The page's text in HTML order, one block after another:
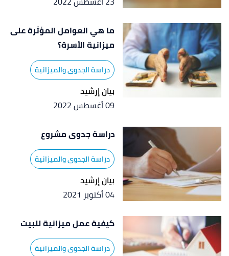
ما هي العوامل المؤثرة على
ميزانية الأسرة؟
دراسة الجدوى والميزانية
بيان إرشيد
09 أغسطس 2022
دراسة جدوى مشروع
دراسة الجدوى والميزانية
بيان إرشيد
04 أكتوبر 2021
كيفية عمل ميزانية للبيت
دراسة الجدوى والميزانية